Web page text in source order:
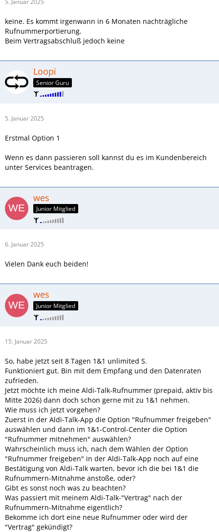
keine. Es kommt irgenwann in 6 Monaten nachträgliche
Rufnummerportierung.
Beim Vertragsabschluß jedoch keine
Loopi
Senior Guru
5. Januar 2025
Erstmal Option 1
Wenn es dann passieren soll kannst du es im Kundenbereich
unter Services beantragen.
wes
Junior Mitglied
6. Januar 2025
Vielen Dank euch beiden!
wes
Junior Mitglied
15. Januar 2025
So, habe jetzt seit 8 Tagen 1&1 unlimited S.
Funktioniert gut. Bin mit dem Empfang und den Datenraten
zufrieden.
Jetzt möchte ich meine Aldi-Talk-Rufnummer (prepaid, aktiv bis
Mitte 2026) dann doch schon gerne mit zu 1&1 nehmen.
Wie muss ich jetzt vorgehen?
Zuerst in der Aldi-Talk-App die Option "Rufnummer freigeben"
auswählen und dann im 1&1-Control-Center die Option
"Rufnummer mitnehmen" auswählen?
Wahrscheinlich muss ich, nach dem Wählen der Option
"Rufnummer freigeben" in der Aldi-Talk-App noch auf eine
Bestätigung von Aldi-Talk warten, bevor ich die bei 1&1 die
Rufnummern-Mitnahme anstoße, oder?
Gibt es sonst noch was zu beachten?
Was passiert mit meinem Aldi-Talk-"Vertrag" nach der
Rufnummern-Mitnahme eigentlich?
Bekomme ich dort eine neue Rufnummer oder wird der
"Vertrag" gekündigt?